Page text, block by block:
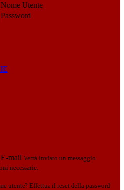
Nome Utente
Password
E-mail Verrà inviato un messaggio
necessarie.
utente? Effettua il reset della password